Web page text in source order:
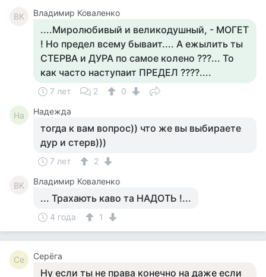
ВК Владимир Коваленко
....Миролюбивый и великодушный, - МОГЕТ
! Но предел всему бываит.... А ежылить ты
СТЕРВА и ДУРА по самое колено ???... То
как часто наступаит ПРЕДЕЛ ????....
7 лет 2 0
На Надежда
тогда к вам вопрос)) что же вы выбираете
дур и стерв)))
7 лет 2
ВК Владимир Коваленко
... Трахають каво та НАДОТЬ !...
4 года 1
Се Серёга
Ну если ты не права конечно на даже если